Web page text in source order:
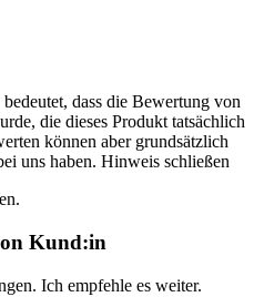
dass die Bewertung von
die dieses Produkt tatsächlich
können aber grundsätzlich
uns haben. Hinweis schließen
Kund:in
Ich empfehle es weiter.